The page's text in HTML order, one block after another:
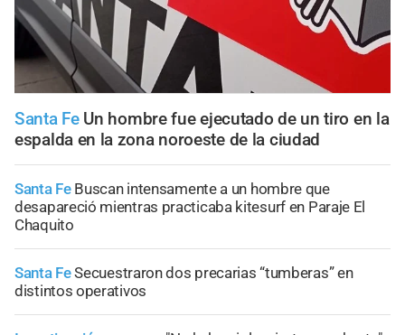
Santa Fe Un hombre fue ejecutado de un tiro en la
espalda en la zona noroeste de la ciudad
Santa Fe Buscan intensamente a un hombre que
desapareció mientras practicaba kitesurf en Paraje El
Chaquito
Santa FeSecuestraron dos precarias “tumberas” en
distintos operativos